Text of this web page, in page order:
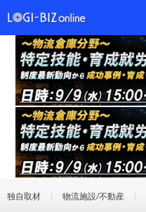
独自取材 物流施設/不動産